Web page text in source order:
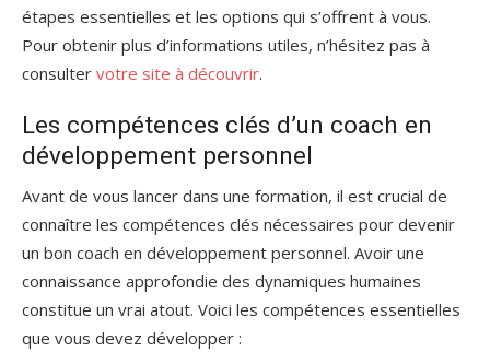
étapes essentielles et les options qui s’offrent à vous.
Pour obtenir plus d’informations utiles, n’hésitez pas à
consulter votre site à découvrir.
Les compétences clés d’un coach en
développement personnel
Avant de vous lancer dans une formation, il est crucial de
connaître les compétences clés nécessaires pour devenir
un bon coach en développement personnel. Avoir une
connaissance approfondie des dynamiques humaines
constitue un vrai atout. Voici les compétences essentielles
que vous devez développer :